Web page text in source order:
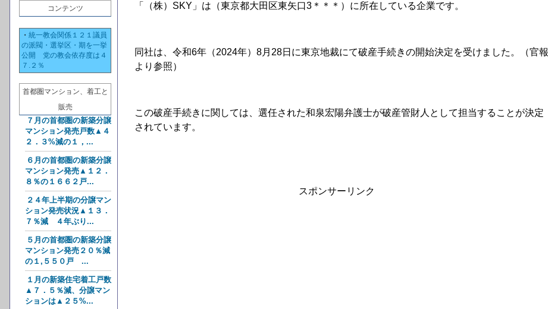
コンテンツ
・ 統一教会関係１２１議員
の派閥・選挙区・期を一挙
公開 党の教会依存度は４
７.２％
首都圏マンション、着工と
販売
７月の首都圏の新築分譲
マンション発売戸数▲４
２．３%減の１，...
６月の首都圏の新築分譲
マンション発売▲１２．
８％の１６６２戸...
２４年上半期の分譲マン
ション発売状況▲１３．
７％減 ４年ぶり...
５月の首都圏の新築分譲
マンション発売２０％減
の１,５５０戸 ...
１月の新築住宅着工戸数
▲７．５％減、分譲マン
ションは▲２５%...
「（株）SKY」は（東京都大田区東矢口3＊＊＊）に所在している企業です。
同社は、令和6年（2024年）8月28日に東京地裁にて破産手続きの開始決定を受けました。（官報
より参照）
この破産手続きに関しては、選任された和泉宏陽弁護士が破産管財人として担当することが決定
されています。
スポンサーリンク